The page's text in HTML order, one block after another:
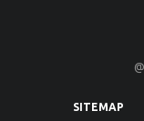
SITEMAP